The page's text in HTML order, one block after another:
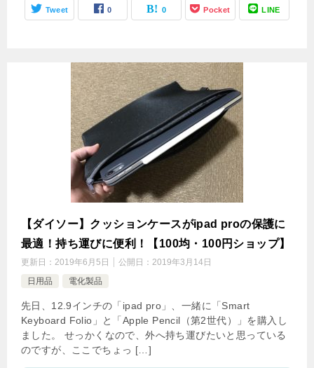
Tweet 0 0 Pocket LINE
【ダイソー】クッションケースがipad proの保護に
最適！持ち運びに便利！【100均・100円ショップ】
更新日： 2019年6月5日 公開日： 2019年3月14日
日用品
電化製品
先日、12.9インチの「ipad pro」、一緒に「Smart
Keyboard Folio」と「Apple Pencil（第2世代）」を購入し
ました。 せっかくなので、外へ持ち運びたいと思っている
のですが、ここでちょっ […]